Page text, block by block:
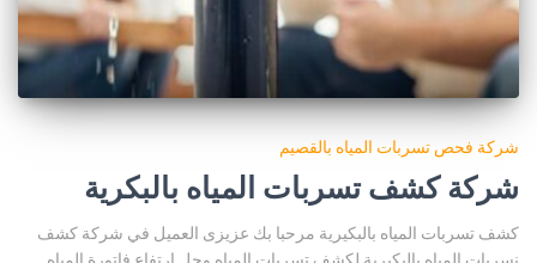
شركة فحص تسربات المياه بالقصيم
شركة كشف تسربات المياه بالبكرية
كشف تسربات المياه بالبكيرية مرحبا بك عزيزى العميل في شركة كشف